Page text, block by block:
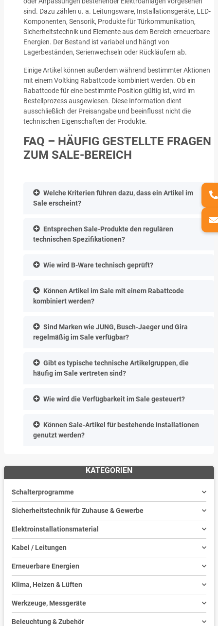
sind. Dazu zählen u. a. Leitungsware, Installationsgeräte, LED-
Komponenten, Sensorik, Produkte für Türkommunikation,
Sicherheitstechnik und Elemente aus dem Bereich erneuerbare
Energien. Der Bestand ist variabel und hängt von
Lagerbeständen, Serienwechseln oder Rückläufern ab.
Einige Artikel können außerdem während bestimmter Aktionen
mit einem Voltking Rabattcode kombiniert werden. Ob ein
Rabattcode für eine bestimmte Position gültig ist, wird im
Bestellprozess ausgewiesen. Diese Information dient
ausschließlich der Preisangabe und beeinflusst nicht die
technischen Eigenschaften der Produkte.
FAQ – HÄUFIG GESTELLTE FRAGEN
ZUM SALE-BEREICH
Welche Kriterien führen dazu, dass ein Artikel im
Sale erscheint?
Entsprechen Sale-Produkte den regulären
technischen Spezifikationen?
Wie wird B-Ware technisch geprüft?
Können Artikel im Sale mit einem Rabattcode
kombiniert werden?
Sind Marken wie JUNG, Busch-Jaeger und Gira
regelmäßig im Sale verfügbar?
Gibt es typische technische Artikelgruppen, die
häufig im Sale vertreten sind?
Wie wird die Verfügbarkeit im Sale gesteuert?
Können Sale-Artikel für bestehende Installationen
genutzt werden?
KATEGORIEN
Schalterprogramme
Sicherheitstechnik für Zuhause & Gewerbe
Elektroinstallationsmaterial
Kabel / Leitungen
Erneuerbare Energien
Klima, Heizen & Lüften
Werkzeuge, Messgeräte
Beleuchtung & Zubehör